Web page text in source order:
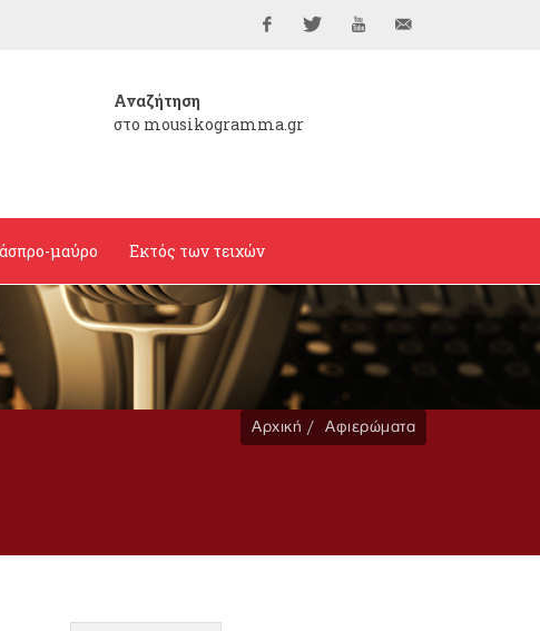
Αναζήτηση
στο mousikogramma.gr
μαύρο Εκτός των τειχών
Αρχική Αφιερώματα